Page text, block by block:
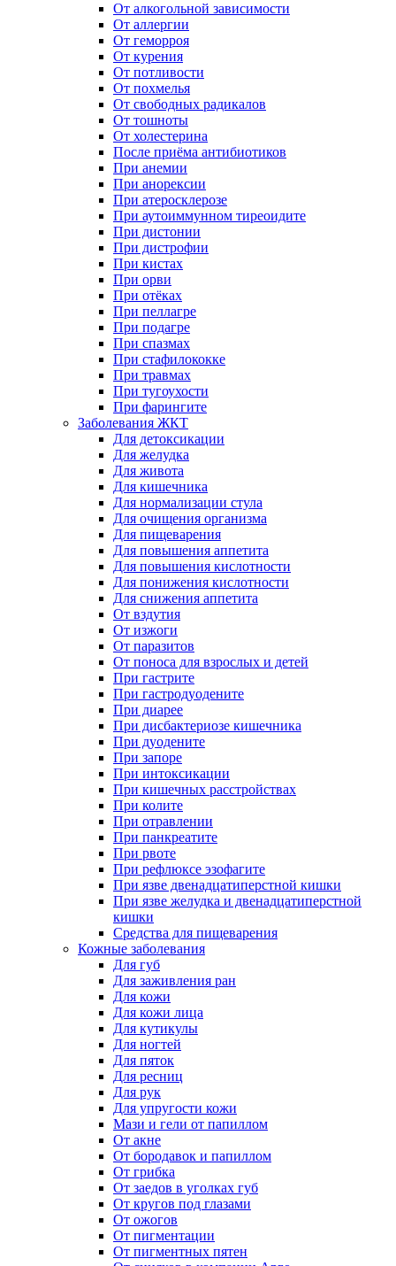
От алкогольной зависимости
От аллергии
От геморроя
От курения
От потливости
От похмелья
От свободных радикалов
От тошноты
От холестерина
После приёма антибиотиков
При анемии
При анорексии
При атеросклерозе
При аутоиммунном тиреоидите
При дистонии
При дистрофии
При кистах
При орви
При отёках
При пеллагре
При подагре
При спазмах
При стафилококке
При травмах
При тугоухости
При фарингите
Заболевания ЖКТ
Для детоксикации
Для желудка
Для живота
Для кишечника
Для нормализации стула
Для очищения организма
Для пищеварения
Для повышения аппетита
Для повышения кислотности
Для понижения кислотности
Для снижения аппетита
От вздутия
От изжоги
От паразитов
От поноса для взрослых и детей
При гастрите
При гастродуодените
При диарее
При дисбактериозе кишечника
При дуодените
При запоре
При интоксикации
При кишечных расстройствах
При колите
При отравлении
При панкреатите
При рвоте
При рефлюксе эзофагите
При язве двенадцатиперстной кишки
При язве желудка и двенадцатиперстной
кишки
Средства для пищеварения
Кожные заболевания
Для губ
Для заживления ран
Для кожи
Для кожи лица
Для кутикулы
Для ногтей
Для пяток
Для ресниц
Для рук
Для упругости кожи
Мази и гели от папиллом
От акне
От бородавок и папиллом
От грибка
От заедов в уголках губ
От кругов под глазами
От ожогов
От пигментации
От пигментных пятен